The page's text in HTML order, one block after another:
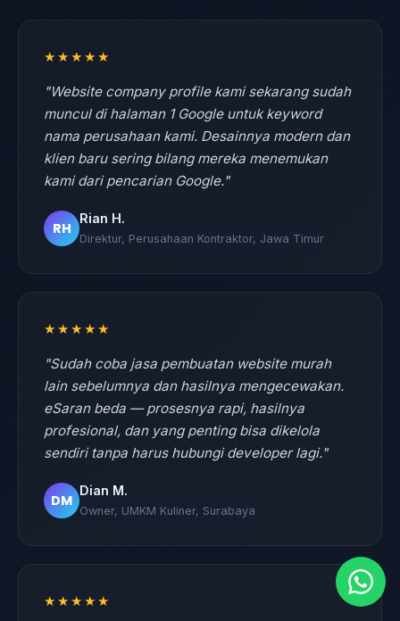
★★★★★
"Website company profile kami sekarang sudah
muncul di halaman 1 Google untuk keyword
nama perusahaan kami. Desainnya modern dan
klien baru sering bilang mereka menemukan
kami dari pencarian Google."
RH
Rian H.
Direktur, Perusahaan Kontraktor, Jawa Timur
★★★★★
"Sudah coba jasa pembuatan website murah
lain sebelumnya dan hasilnya mengecewakan.
eSaran beda — prosesnya rapi, hasilnya
profesional, dan yang penting bisa dikelola
sendiri tanpa harus hubungi developer lagi."
DM
Dian M.
Owner, UMKM Kuliner, Surabaya
★★★★★